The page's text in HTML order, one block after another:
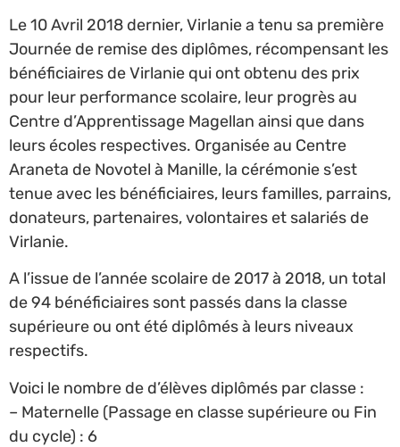
Le 10 Avril 2018 dernier, Virlanie a tenu sa première
Journée de remise des diplômes, récompensant les
bénéficiaires de Virlanie qui ont obtenu des prix
pour leur performance scolaire, leur progrès au
Centre d’Apprentissage Magellan ainsi que dans
leurs écoles respectives. Organisée au Centre
Araneta de Novotel à Manille, la cérémonie s’est
tenue avec les bénéficiaires, leurs familles, parrains,
donateurs, partenaires, volontaires et salariés de
Virlanie.
A l’issue de l’année scolaire de 2017 à 2018, un total
de 94 bénéficiaires sont passés dans la classe
supérieure ou ont été diplômés à leurs niveaux
respectifs.
Voici le nombre de d’élèves diplômés par classe :
– Maternelle (Passage en classe supérieure ou Fin
du cycle) : 6